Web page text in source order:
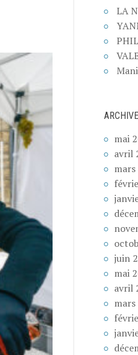
LA
mai
avril
juin
mai
avril